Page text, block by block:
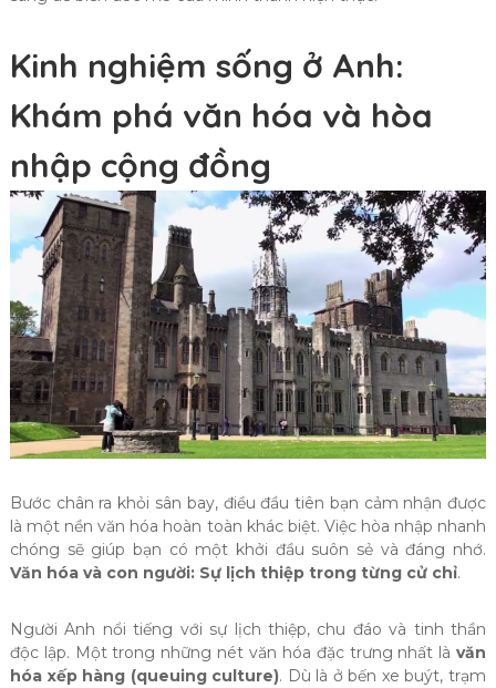
Kinh nghiệm sống ở Anh:
Khám phá văn hóa và hòa
nhập cộng đồng
Bước chân ra khỏi sân bay, điều đầu tiên bạn cảm nhận được
là một nền văn hóa hoàn toàn khác biệt. Việc hòa nhập nhanh
chóng sẽ giúp bạn có một khởi đầu suôn sẻ và đáng nhớ.
Văn hóa và con người: Sự lịch thiệp trong từng cử chỉ.
Người Anh nổi tiếng với sự lịch thiệp, chu đáo và tinh thần
độc lập. Một trong những nét văn hóa đặc trưng nhất làvăn
hóa xếp hàng (queuing culture). Dù là ở bến xe buýt, trạm